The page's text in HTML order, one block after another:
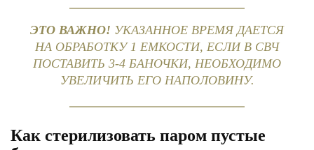
ЭТО ВАЖНО! УКАЗАННОЕ ВРЕМЯ ДАЕТСЯ
НА ОБРАБОТКУ 1 ЕМКОСТИ, ЕСЛИ В СВЧ
ПОСТАВИТЬ 3-4 БАНОЧКИ, НЕОБХОДИМО
УВЕЛИЧИТЬ ЕГО НАПОЛОВИНУ.
Как стерилизовать паром пустые